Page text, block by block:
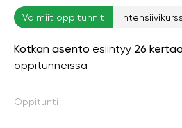
Valmiit oppitunnit
Kotkan asento esiintyy 26
oppitunneissa
Oppitunti